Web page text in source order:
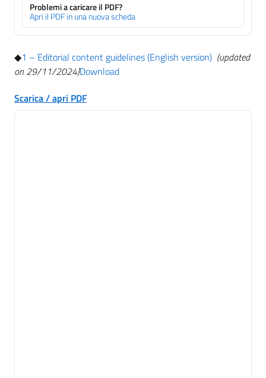
Problemi a caricare il PDF?
Apri il PDF in una nuova scheda
◆1 – Editorial content guidelines (English version) (updated
on 29/11/2024)Download
Scarica / apri PDF